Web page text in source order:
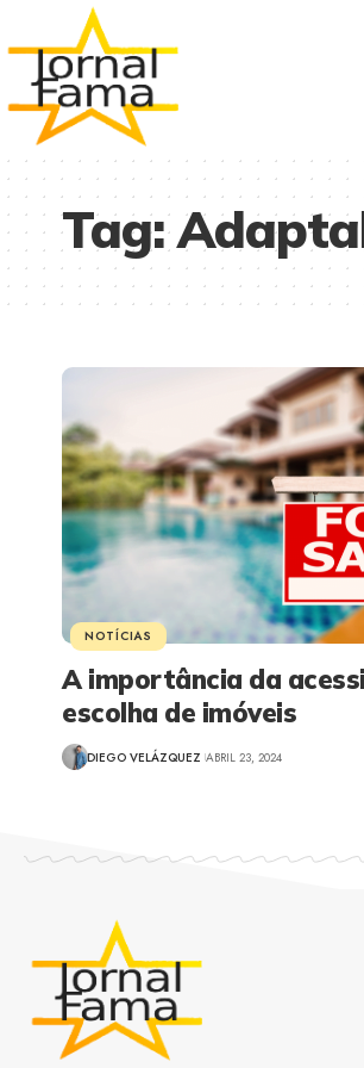
Tag:
NOTÍCIAS
A importância da
escolha de imóveis
DIEGO VELÁZQUEZ ABRIL 23, 2024